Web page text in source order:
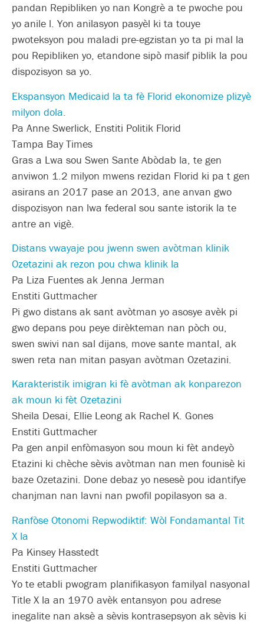
pandan Repibliken yo nan Kongrè a te pwoche pou
yo anile l. Yon anilasyon pasyèl ki ta touye
pwoteksyon pou maladi pre-egzistan yo ta pi mal la
pou Repibliken yo, etandone sipò masif piblik la pou
dispozisyon sa yo.
Ekspansyon Medicaid la ta fè Florid ekonomize plizyè
milyon dola.
Pa Anne Swerlick, Enstiti Politik Florid
Tampa Bay Times
Gras a Lwa sou Swen Sante Abòdab la, te gen
anviwon 1.2 milyon mwens rezidan Florid ki pa t gen
asirans an 2017 pase an 2013, ane anvan gwo
dispozisyon nan lwa federal sou sante istorik la te
antre an vigè.
Distans vwayaje pou jwenn swen avòtman klinik
Ozetazini ak rezon pou chwa klinik la
Pa Liza Fuentes ak Jenna Jerman
Enstiti Guttmacher
Pi gwo distans ak sant avòtman yo asosye avèk pi
gwo depans pou peye dirèkteman nan pòch ou,
swen swivi nan sal dijans, move sante mantal, ak
swen reta nan mitan pasyan avòtman Ozetazini.
Karakteristik imigran ki fè avòtman ak konparezon
ak moun ki fèt Ozetazini
Sheila Desai, Ellie Leong ak Rachel K. Gones
Enstiti Guttmacher
Pa gen anpil enfòmasyon sou moun ki fèt andeyò
Etazini ki chèche sèvis avòtman nan men founisè ki
baze Ozetazini. Done debaz yo nesesè pou idantifye
chanjman nan lavni nan pwofil popilasyon sa a.
Ranfòse Otonomi Repwodiktif: Wòl Fondamantal Tit
X la
Pa Kinsey Hasstedt
Enstiti Guttmacher
Yo te etabli pwogram planifikasyon familyal nasyonal
Title X la an 1970 avèk entansyon pou adrese
inegalite nan aksè a sèvis kontrasepsyon ak sèvis ki